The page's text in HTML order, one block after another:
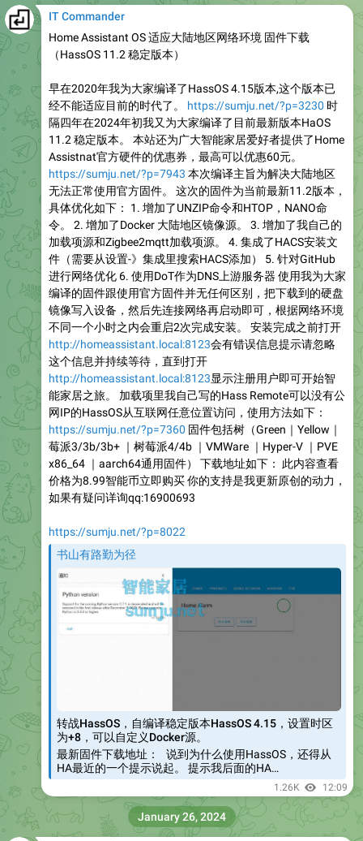
IT Commander
Home Assistant OS 适应大陆地区网络环境 固件下载
（HassOS 11.2 稳定版本）
早在2020年我为大家编译了HassOS 4.15版本,这个版本已
经不能适应目前的时代了。 https://sumju.net/?p=3230 时
隔四年在2024年初我又为大家编译了目前最新版本HaOS
11.2 稳定版本。 本站还为广大智能家居爱好者提供了Home
Assistnat官方硬件的优惠券，最高可以优惠60元。
https://sumju.net/?p=7943 本次编译主旨为解决大陆地区
无法正常使用官方固件。 这次的固件为当前最新11.2版本，
具体优化如下： 1. 增加了UNZIP命令和HTOP，NANO命
令。 2. 增加了Docker 大陆地区镜像源。 3. 增加了我自己的
加载项源和Zigbee2mqtt加载项源。 4. 集成了HACS安装文
件（需要从设置-》集成里搜索HACS添加） 5. 针对GitHub
进行网络优化 6. 使用DoT作为DNS上游服务器 使用我为大家
编译的固件跟使用官方固件并无任何区别，把下载到的硬盘
镜像写入设备，然后先连接网络再启动即可，根据网络环境
不同一个小时之内会重启2次完成安装。 安装完成之前打开
http://homeassistant.local:8123会有错误信息提示请忽略
这个信息并持续等待，直到打开
http://homeassistant.local:8123显示注册用户即可开始智
能家居之旅。 加载项里我自己写的Hass Remote可以没有公
网IP的HassOS从互联网任意位置访问，使用方法如下：
https://sumju.net/?p=7360 固件包括树（Green｜Yellow｜
莓派3/3b/3b+ ｜树莓派4/4b ｜VMWare ｜Hyper-V ｜PVE
x86_64 ｜aarch64通用固件） 下载地址如下： 此内容查看
价格为8.99智能币立即购买 你的支持是我更新原创的动力，
如果有疑问详询qq:16900693
https://sumju.net/?p=8022
书山有路勤为径
转战HassOS，自编译稳定版本HassOS 4.15，设置时区
为+8，可以自定义Docker源。
最新固件下载地址： 说到为什么使用HassOS，还得从
HA最近的一个提示说起。 提示我后面的HA…
1.26K 12:09
January 26, 2024